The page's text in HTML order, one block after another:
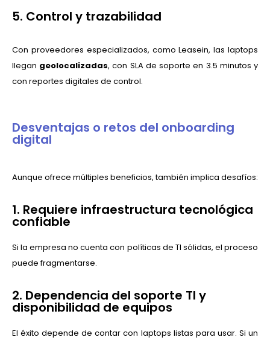
5. Control y trazabilidad
Con proveedores especializados, como Leasein, las laptops
llegan geolocalizadas, con SLA de soporte en 3.5 minutos y
con reportes digitales de control.
Desventajas o retos del onboarding
digital
Aunque ofrece múltiples beneficios, también implica desafíos:
1. Requiere infraestructura tecnológica
confiable
Si la empresa no cuenta con políticas de TI sólidas, el proceso
puede fragmentarse.
2. Dependencia del soporte TI y
disponibilidad de equipos
El éxito depende de contar con laptops listas para usar. Si un